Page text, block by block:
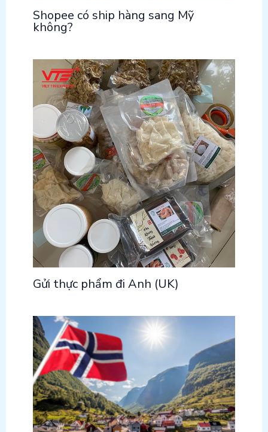
Shopee có ship hàng sang Mỹ
không?
Gửi thực phẩm đi Anh (UK)